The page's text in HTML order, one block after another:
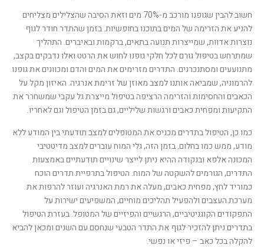
חשוב להבין שגופנו מורכב מ-70% מים וזאת הסיבה שהצלילים מצליחים
להניע את הזרימה של המים בתוכנו בחופשיות. בזמן שהתדר חודר לגוף
נוצרות אדוות, שמייצרות תנועה בתאים, ברקמות ובאיברים. התהליך
שמתרחש בטיפול גורם לכל חלקי גופנו לחוש את הרטט ואלו נדבקים בקצב,
מתנועעים ומסתנכרנים. התדרים מזרימים את המים והדם ומכוונים את גופנו
להרמוניה, שמביאה אותנו למצב מאוזן של זרימת אנרגיה. האיזון מקל על
הכאבים והחסימות והזרימה הרציפה בטיפול מייצרת גל עקבי שמשחרר את
התקיעות ומפחית כאבים ורגשות שליליים, גם בזמן הטיפול וגם לאחריו.
כמו כן, הטיפול בתדרים מכניס את המטופלים למצב תודעתי בין המודע ללא
מודע, ממש כמו בחלום. בזמן הזה, גלי המוח עוברים למצב מדיטטיבי
המכונה אלפא ובנקודה ההיא ניתן לייצר שינויים תודעתיים באמצעות
התדרים, הגורמים להשקטה של המוח. הטיפול בתרפיית תדרים הוכח
כמוריד לחץ, מפחית כאבים, מעלה את רמת האנרגיה ועוזר להרפות את
מערכת העצבים ולהפעיל תהליכים מוחיים, המשפיעים ישירות על
התפקודים הקוגניטיביים, הרגשיים והפיזיים של המטופל. בעזרת הטיפול
בתדרים ניתן להזכיר לגוף את התדר הטבעי שנחסם עם השנים ומכאן להביא
להקלה בכל כאב – פיזי או נפשי.